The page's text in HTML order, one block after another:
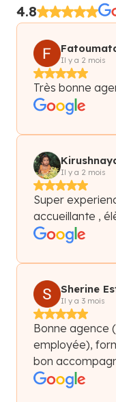
4.8
Il y a 2 mois
Très bonne
Il y a 2 mois
Super
accueillante ,
Sherine
Il y a 3 mois
Bonne agence
employée),
bon